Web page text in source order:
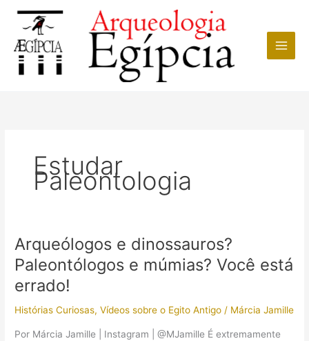
conteúdo
Estudar
Paleontologia
Arqueólogos e dinossauros?
Paleontólogos e múmias? Você está
errado!
Histórias Curiosas,Vídeos sobre o Egito Antigo / Márcia Jamille
Por Márcia Jamille | Instagram | @MJamille É extremamente